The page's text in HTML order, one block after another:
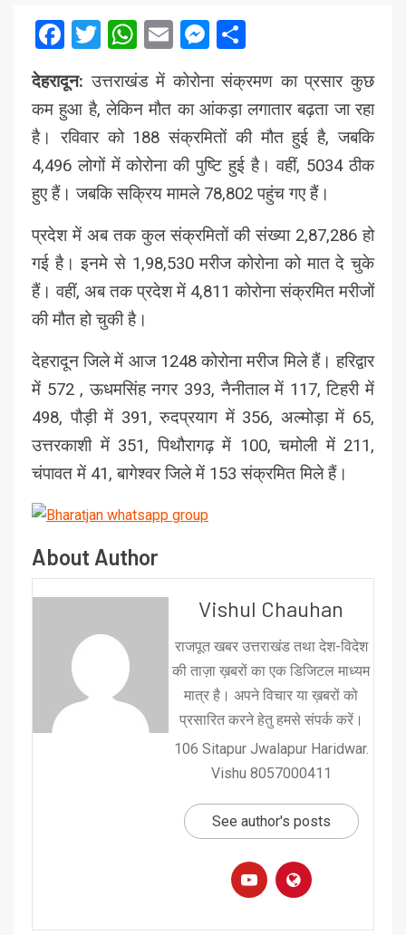
Facebook
Twitter
WhatsApp
EmailMessenger
देहरादून: उत्तराखंड में कोरोना संक्रमण का प्रसार कुछ
कम हुआ है, लेकिन मौत का आंकड़ा लगातार बढ़ता जा रहा
है। रविवार को 188 संक्रमितों की मौत हुई है, जबकि
4,496 लोगों में कोरोना की पुष्टि हुई है। वहीं, 5034 ठीक
हुए हैं। जबकि सक्रिय मामले 78,802 पहुंच गए हैं।
प्रदेश में अब तक कुल संक्रमितों की संख्या 2,87,286 हो
गई है। इनमे से 1,98,530 मरीज कोरोना को मात दे चुके
हैं। वहीं, अब तक प्रदेश में 4,811 कोरोना संक्रमित मरीजों
की मौत हो चुकी है।
देहरादून जिले में आज 1248 कोरोना मरीज मिले हैं। हरिद्वार
में 572 , ऊधमसिंह नगर 393, नैनीताल में 117, टिहरी में
498, पौड़ी में 391, रुदप्रयाग में 356, अल्मोड़ा में 65,
उत्तरकाशी में 351, पिथौरागढ़ में 100, चमोली में 211,
चंपावत में 41, बागेश्वर जिले में 153 संक्रमित मिले हैं।
About Author
Vishul Chauhan
राजपूत खबर उत्तराखंड तथा देश-विदेश
की ताज़ा ख़बरों का एक डिजिटल माध्यम
मात्र है। अपने विचार या ख़बरों को
प्रसारित करने हेतु हमसे संपर्क करें।
106 Sitapur Jwalapur Haridwar.
Vishu 8057000411
See author's posts